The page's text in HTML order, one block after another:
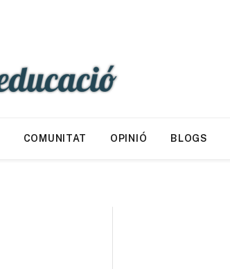
COMUNITAT OPINIÓ BLOGS